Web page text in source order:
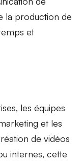
la production de
et
, les équipes
et les
de vidéos
internes, cette